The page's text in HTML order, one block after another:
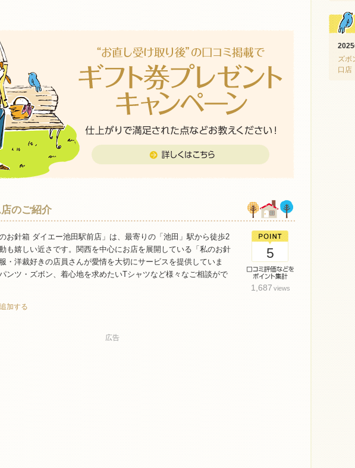
のご紹介
お針箱 ダイエー池田駅前店」は、最寄りの「池田」駅から徒歩2
も嬉しい近さです。関西を中心にお店を展開している「私のお針
・洋裁好きの店員さんが愛情を大切にサービスを提供していま
ンツ・ズボン、着心地を求めたいTシャツなど様々なご相談がで
加する
5
1,687 views
2025
ズボ
口店